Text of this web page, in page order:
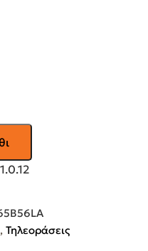
, Τηλεοράσεις